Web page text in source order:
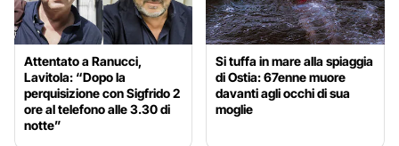
Attentato a Ranucci,
Lavitola: “Dopo la
perquisizione con Sigfrido 2
ore al telefono alle 3.30 di
notte”
Si tuffa in mare alla spiaggia
di Ostia: 67enne muore
davanti agli occhi di sua
moglie